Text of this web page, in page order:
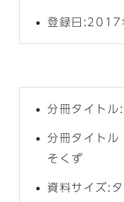
登録日:2017
分冊タイトル
分冊タイトル
そくず
資料サイズ: